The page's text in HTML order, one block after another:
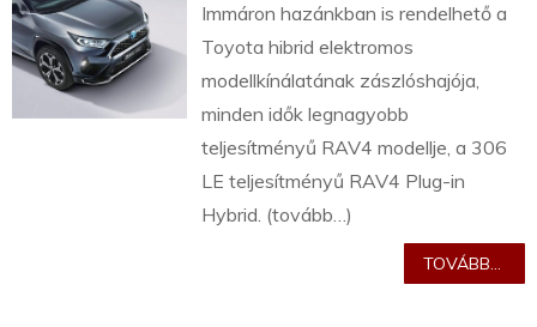
Immáron hazánkban is rendelhető a
Toyota hibrid elektromos
modellkínálatának zászlóshajója,
minden idők legnagyobb
teljesítményű RAV4 modellje, a 306
LE teljesítményű RAV4 Plug-in
Hybrid. (tovább…)
TOVÁBB...